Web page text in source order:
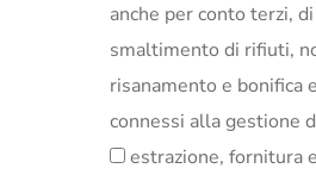
anche per conto terzi,
smaltimento di rifiuti,
risanamento e bonifica
connessi alla gestione
estrazione, fornitura